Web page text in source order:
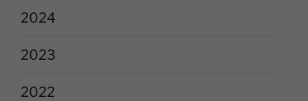
2024
2023
2022